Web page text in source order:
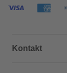
Kontakt